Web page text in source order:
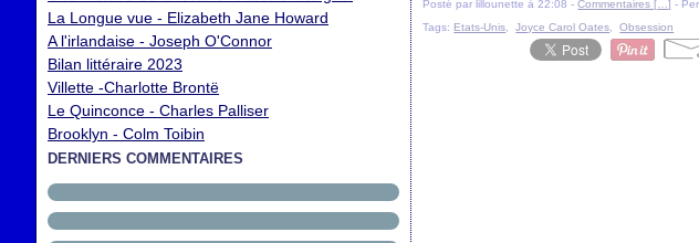
La Longue vue - Elizabeth Jane Howard
A l'irlandaise - Joseph O'Connor
Bilan littéraire 2023
Villette -Charlotte Brontë
Le Quinconce - Charles Palliser
Brooklyn - Colm Toibin
DERNIERS COMMENTAIRES
Posté par lillounette à 22:08 -Commentaires [ …] -
Tags: Etats-Unis ,Joyce Carol Oates ,Obsession